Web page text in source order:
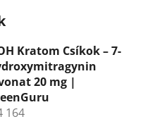
Kratom Csíkok – 7-
20 mg |
164